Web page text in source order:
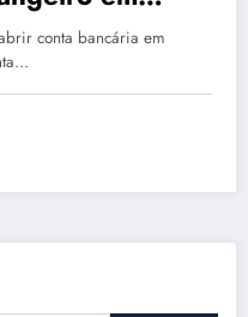
a Passo
conta bancária em